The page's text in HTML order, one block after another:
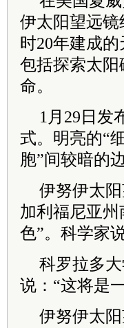
伊太阳望远
时20年建成的
包括探索太
命。
1 月 29 日发
式。明亮的“
胞”间较暗的
伊努伊太
加利福尼亚
色”。科学家
科罗拉多
说：“这将是
伊努伊太